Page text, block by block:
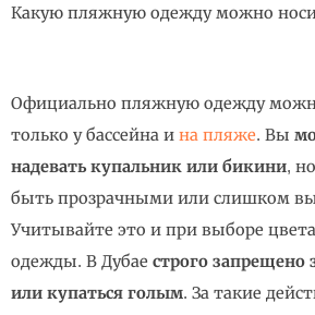
Какую пляжную одежду можно
Официально пляжную одежду
только у бассейна и на пляже. Вы
надевать купальник или бикини,
быть прозрачными или слишком
Учитывайте это и при выборе
одежды. В Дубае строго запрещено
или купаться голым. За такие